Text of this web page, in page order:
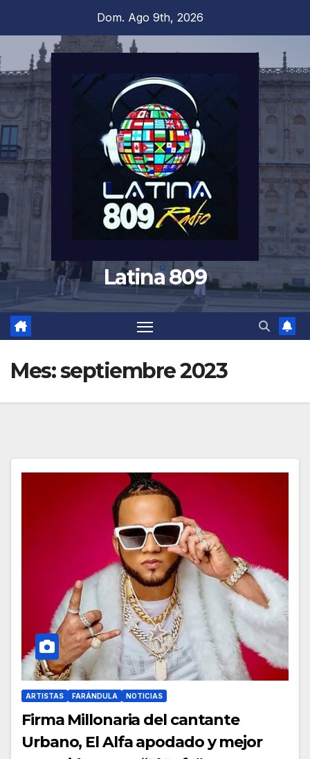
contenido
Dom. Ago 9th, 2026
Latina 809
Mes:septiembre 2023
ARTISTAS FARÁNDULA NOTICIAS
Firma Millonaria del cantante
Urbano, El Alfa apodado y mejor